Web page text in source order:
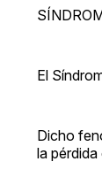
El
Dicho
la